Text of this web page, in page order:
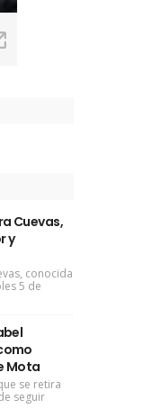
Cuevas,
y
conocida
5 de
Mota
se retira
seguir